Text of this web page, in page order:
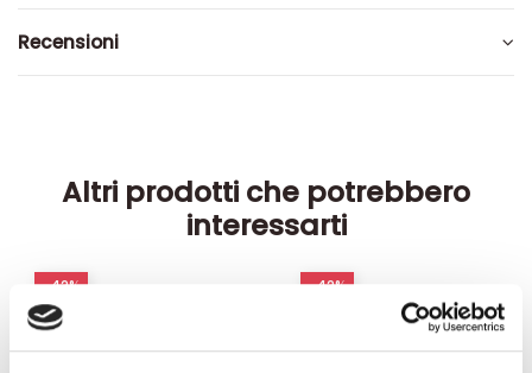
Recensioni
Altri prodotti che potrebbero
interessarti
-42% -42%